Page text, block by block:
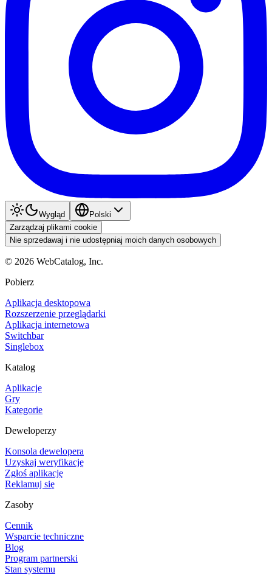
Wygląd
Polski
Zarządzaj plikami cookie
Nie sprzedawaj i nie udostępniaj moich danych osobowych
© 2026 WebCatalog, Inc.
Pobierz
Aplikacja desktopowa
Rozszerzenie przeglądarki
Aplikacja internetowa
Switchbar
Singlebox
Katalog
Aplikacje
Gry
Kategorie
Deweloperzy
Konsola dewelopera
Uzyskaj weryfikację
Zgłoś aplikację
Reklamuj się
Zasoby
Cennik
Wsparcie techniczne
Blog
Program partnerski
Stan systemu